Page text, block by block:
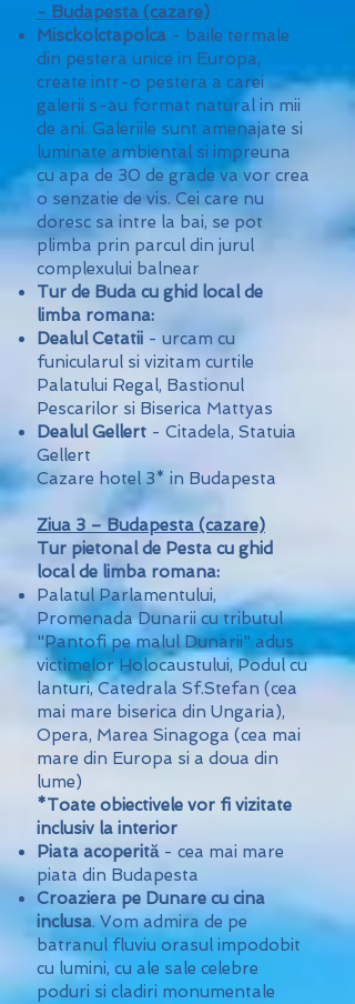
- Budapesta (cazare)
Misckolctapolca - baile termale
din pestera unice in Europa,
create intr-o pestera a carei
galerii s-au format natural in mii
de ani. Galeriile sunt amenajate si
luminate ambiental si impreuna
cu apa de 30 de grade va vor crea
o senzatie de vis. Cei care nu
doresc sa intre la bai, se pot
plimba prin parcul din jurul
complexului balnear
Tur de Buda cu ghid local de
limba romana:
Dealul Cetatii - urcam cu
funicularul si vizitam curtile
Palatului Regal, Bastionul
Pescarilor si Biserica Mattyas
Dealul Gellert - Citadela, Statuia
Gellert
Cazare hotel 3* in Budapesta
Ziua 3 – Budapesta (cazare)
Tur pietonal de Pesta cu ghid
local de limba romana:
Palatul Parlamentului,
Promenada Dunarii cu tributul
"Pantofi pe malul Dunarii" adus
victimelor Holocaustului, Podul cu
lanturi, Catedrala Sf.Stefan (cea
mai mare biserica din Ungaria),
Opera, Marea Sinagoga (cea mai
mare din Europa si a doua din
lume)
*Toate obiectivele vor fi vizitate
inclusiv la interior
Piata acoperită- cea mai mare
piata din Budapesta
Croaziera pe Dunare cu cina
inclusa. Vom admira de pe
batranul fluviu orasul impodobit
cu lumini, cu ale sale celebre
poduri si cladiri monumentale